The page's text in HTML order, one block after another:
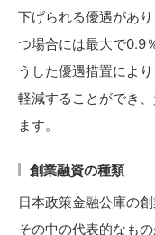
下げられる優遇があ
つ場合には最大で0.9
うした優遇措置によ
軽減することができ
ます。
創業融資の種類
日本政策金融公庫の
その中の代表的なも